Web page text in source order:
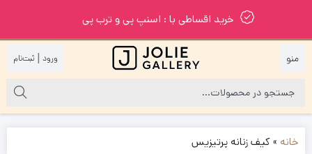
خرید اقساطی با : اسنپ پی و ترب پی
|
خانه »کیف زنانه پرتیزیس